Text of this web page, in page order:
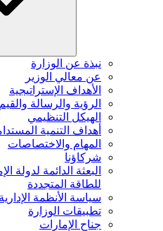
نبذة عن الوزارة
عن معالي الوزير
الأهداف الإستراتيجية
الرؤية والرسالة والقيم
الهيكل التنظيمي
أهداف التنمية
المهام والاختصاصات
شركاؤنا
البعثة الدائمة لدولة
للطاقة المتجددة
سياسة الأنظمة
تطبيقات الوزارة
جناح الإمارات